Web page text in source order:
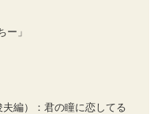
」
編）：君の瞳に恋してる